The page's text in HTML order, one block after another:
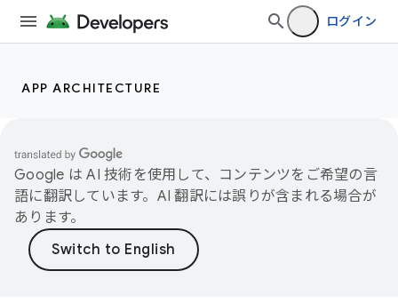
ログイン
APP ARCHITECTURE
Google は AI 技術を使用して、コンテンツをご希望の言
語に翻訳しています。AI 翻訳には誤りが含まれる場合が
あります。